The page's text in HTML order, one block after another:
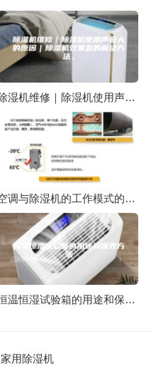
除湿机维修｜除湿机使用声音大的原因｜除湿机效果差的解决方法。
空调与除湿机的工作模式的区别
恒温恒湿试验箱的用途和保养方法
家用除湿机